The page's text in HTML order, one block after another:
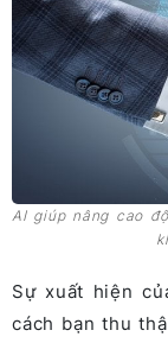
AI giúp nâng cao
Sự xuất hiện
cách bạn thu